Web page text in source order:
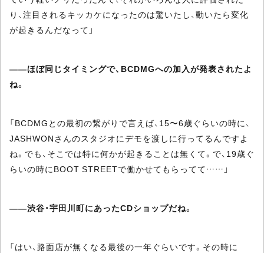
り、注目されるキッカケになったのは驚いたし、動いたら変化
が起きるんだなって」
――ほぼ同じタイミングで、BCDMGへの加入が発表されたよ
ね。
「BCDMGとの最初の繋がりで言えば、15〜6歳ぐらいの時に、
JASHWONさんのスタジオにデモを渡しに行ってるんですよ
ね。でも、そこでは特に何かが起きることは無くて。で、19歳ぐ
らいの時にBOOT STREETで働かせてもらってて……」
――渋谷・宇田川町にあったCDショップだね。
「はい、路面店が無くなる最後の一年ぐらいです。その時に